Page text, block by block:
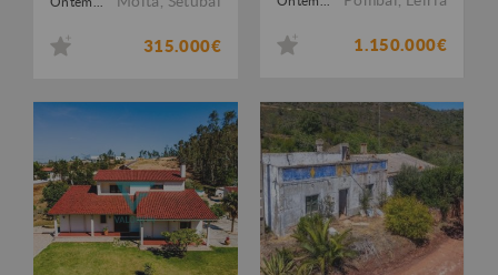
315.000€ 1.150.000€